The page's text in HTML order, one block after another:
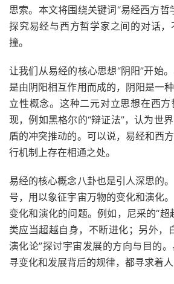
思索。本文将围绕关键词“易经西方哲
探究易经与西方哲学家之间的对话
撞。
让我们从易经的核心思想“阴阳”开始
是由阴阳相互作用而成的，阴阳是一
立性概念。这种二元对立思想在西
现，例如黑格尔的“辩证法”，认为世
盾的冲突推动的。可以说，易经和西
行机制上存在相通之处。
易经的核心概念八卦也是引人深思的
号，用以象征宇宙万物的变化和演化
变化和演化的问题。例如，尼采的“超
类应当超越自身，不断进化；另外，
演化论”探讨宇宙发展的方向与目的
寻变化和发展背后的规律，都寻求着人